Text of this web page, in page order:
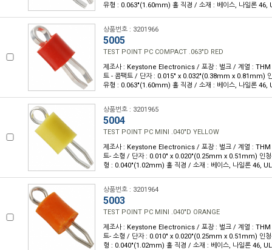
유형 : 0.063"(1.60mm) 홀 직경 / 소재 : 베이스, 나일론 46,
상품번호 : 3201966
5005
TEST POINT PC COMPACT .063"D RED
제조사 : Keystone Electronics / 포장 : 벌크 / 계열 : THM
트 - 콤팩트 / 단자 : 0.015" x 0.032"(0.38mm x 0.81mm)
유형 : 0.063"(1.60mm) 홀 직경 / 소재 : 베이스, 나일론 46,
상품번호 : 3201965
5004
TEST POINT PC MINI .040"D YELLOW
제조사 : Keystone Electronics / 포장 : 벌크 / 계열 : THM
트- 소형 / 단자 : 0.010" x 0.020"(0.25mm x 0.51mm) 인청
형 : 0.040"(1.02mm) 홀 직경 / 소재 : 베이스, 나일론 46,
상품번호 : 3201964
5003
TEST POINT PC MINI .040"D ORANGE
제조사 : Keystone Electronics / 포장 : 벌크 / 계열 : THM
트- 소형 / 단자 : 0.010" x 0.020"(0.25mm x 0.51mm) 인청
형 : 0.040"(1.02mm) 홀 직경 / 소재 : 베이스, 나일론 46,